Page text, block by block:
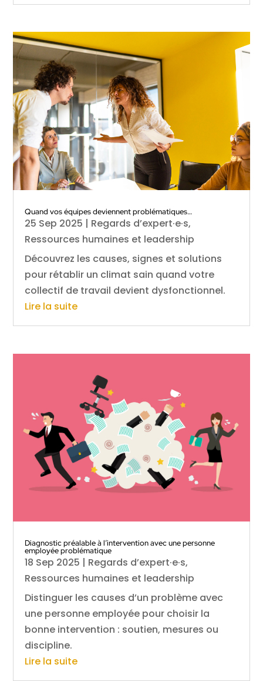
Quand vos équipes deviennent problématiques…
25 Sep 2025 | Regards d’expert·e·s,
Ressources humaines et leadership
Découvrez les causes, signes et solutions
pour rétablir un climat sain quand votre
collectif de travail devient dysfonctionnel.
Lire la suite
Diagnostic préalable à l’intervention avec une personne
employée problématique
18 Sep 2025 | Regards d’expert·e·s,
Ressources humaines et leadership
Distinguer les causes d’un problème avec
une personne employée pour choisir la
bonne intervention : soutien, mesures ou
discipline.
Lire la suite